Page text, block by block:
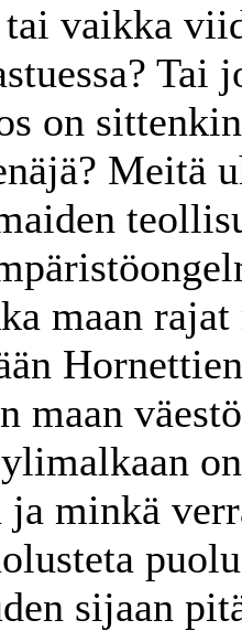
vaikka
on
Meitä
maan
maan
ja minkä
sijaan